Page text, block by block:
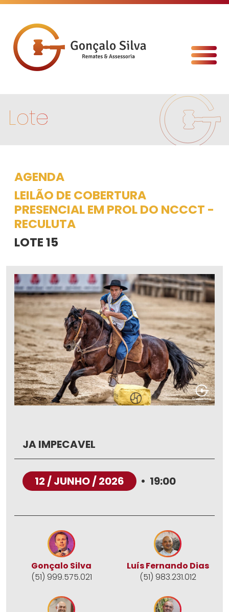
Lote
AGENDA
LEILÃO DE COBERTURA
PRESENCIAL EM PROL DO NCCCT -
RECULUTA
LOTE 15
JA IMPECAVEL
12 / JUNHO / 2026 • 19:00
Gonçalo Silva
(51) 999.575.021
Luís Fernando Dias
(51) 983.231.012